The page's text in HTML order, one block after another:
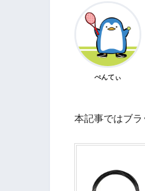
ぺんてぃ
本記事ではブ